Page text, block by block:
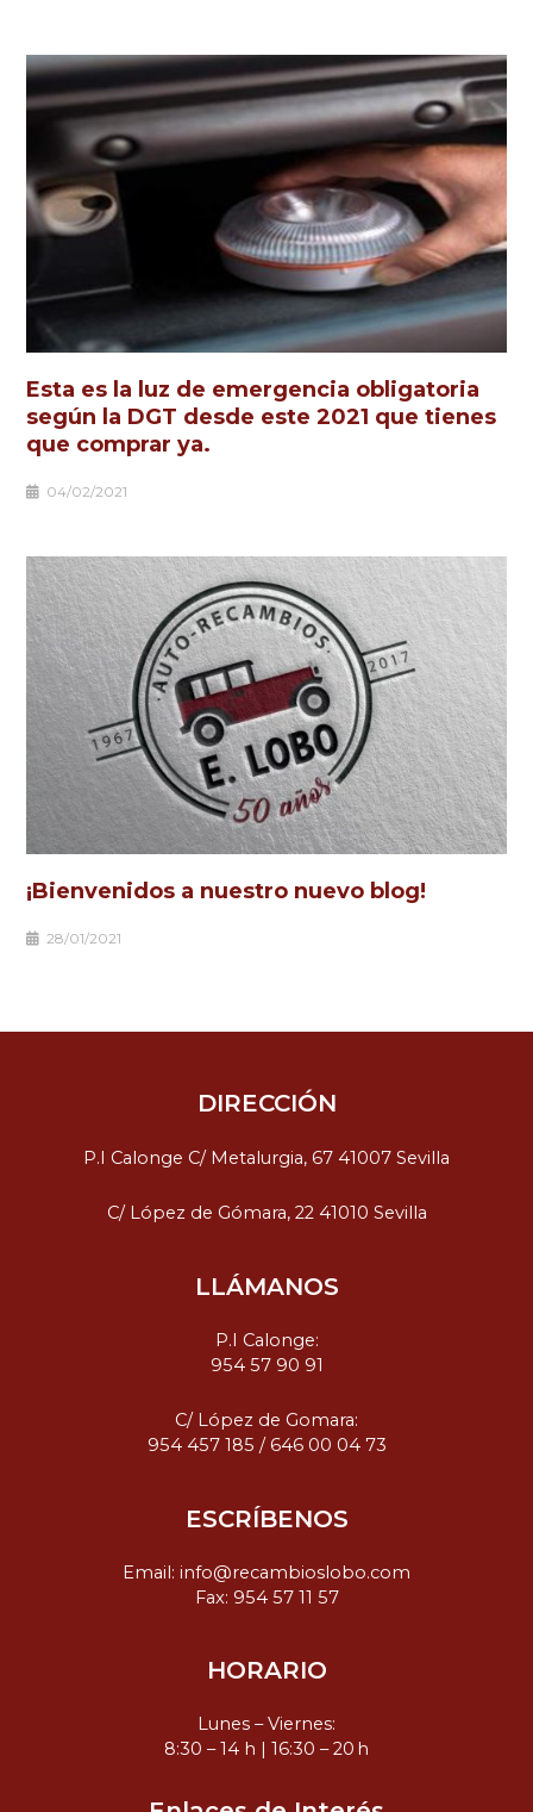
Esta es la luz de emergencia obligatoria
según la DGT desde este 2021 que tienes
que comprar ya.
04/02/2021
¡Bienvenidos a nuestro nuevo blog!
28/01/2021
DIRECCIÓN
P.I Calonge C/ Metalurgia, 67 41007 Sevilla
C/ López de Gómara, 22 41010 Sevilla
LLÁMANOS
P.I Calonge:
954 57 90 91
C/ López de Gomara:
954 457 185 / 646 00 04 73
ESCRÍBENOS
Email: info@recambioslobo.com
Fax: 954 57 11 57
HORARIO
Lunes – Viernes:
8:30 – 14 h | 16:30 – 20 h